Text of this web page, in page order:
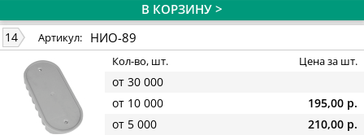
В КОРЗИНУ >
14 Артикул: НИО-89
Кол-во, шт. Цена за шт.
от 30 000
от 10 000
195,00 р.
от 5 000
210,00 р.